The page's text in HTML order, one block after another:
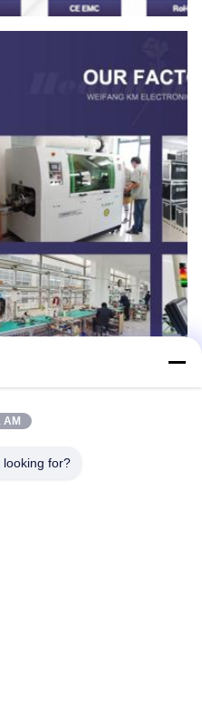
a diodo
AM
looking for?